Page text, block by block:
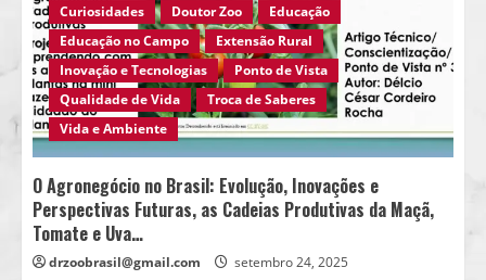
Curiosidades
Doutor Zoo
Educação
Educação no Campo
Extensão Rural
Inovação e Tecnologias
Ponto de Vista
Qualidade de Vida
Troca de Saberes
Vida e Ambiente
O Agronegócio no Brasil: Evolução, Inovações e
Perspectivas Futuras, as Cadeias Produtivas da Maçã,
Tomate e Uva…
drzoobrasil@gmail.com setembro 24, 2025